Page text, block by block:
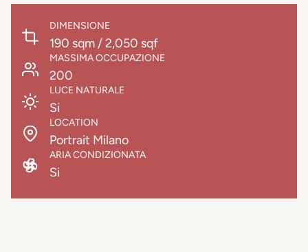
DIMENSIONE
190 sqm / 2,050 sqf
MASSIMA OCCUPAZIONE
200
LUCE NATURALE
Si
LOCATION
Portrait Milano
ARIA CONDIZIONATA
Si